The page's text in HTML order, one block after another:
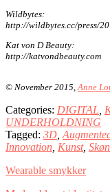
Wildbytes:
http://wildbytes.cc/press/
Kat von D Beauty:
http://katvondbeauty.com
© November 2015, Anne
Categories: DIGITAL
UNDERHOLDNING
Tagged: 3D
Innovation Kunst,
Wearable smykker